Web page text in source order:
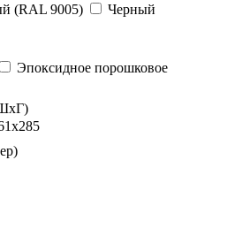
(RAL 9005)
Черный
Эпоксидное порошковое